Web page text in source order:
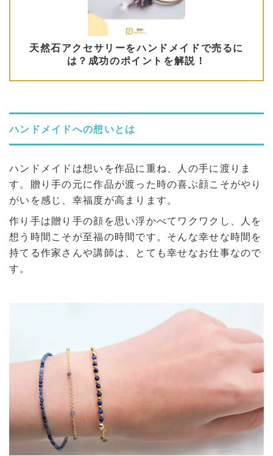
ハンドメイドへの想いとは
ハンドメイドは想いを作品に重ね、人の手に渡りま
す。贈り手の元に作品が渡った時の喜ぶ顔こそがやり
がいを感じ、幸福度が高まります。
作り手は贈り手の顔を思い浮かべてワクワクし、人を
想う時間こそが至福の時間です。そんな幸せな時間を
持てる作家さんや講師は、とても幸せなお仕事なので
す。